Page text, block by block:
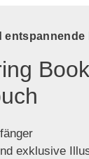
entspannende
exklusive